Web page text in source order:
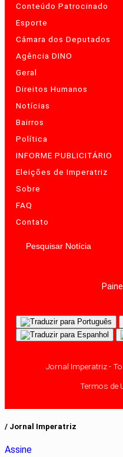
Conteúdo Patrocinado
Esporte
Câmara dos Deputados
Agência DINO
Geral
Direitos Humanos
Notícias
Bairros
Política
INFORME PUBLICITÁRIO
Eleições de Imperatriz
Sobre
FAQ
Contato
Pesquisar Notícia
Jornal Imperatriz -
Termos de
/ Jornal Imperatriz
Assine